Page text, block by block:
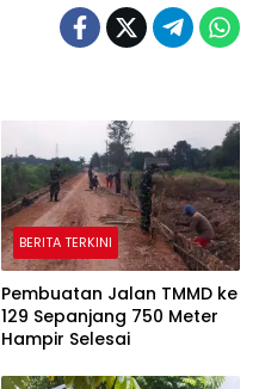
BERITA TERKINI
Pembuatan Jalan TMMD ke
129 Sepanjang 750 Meter
Hampir Selesai